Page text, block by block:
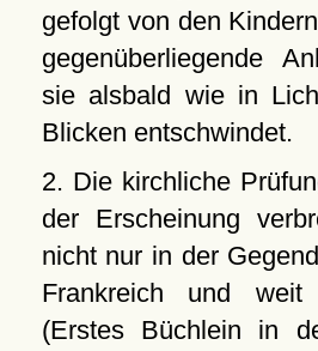
gefolgt von den
gegenüberliegende
sie alsbald wie in
Blicken entschwindet.
2. Die kirchliche
der Erscheinung
nicht nur in der
Frankreich und weit
(Erstes Büchlein in